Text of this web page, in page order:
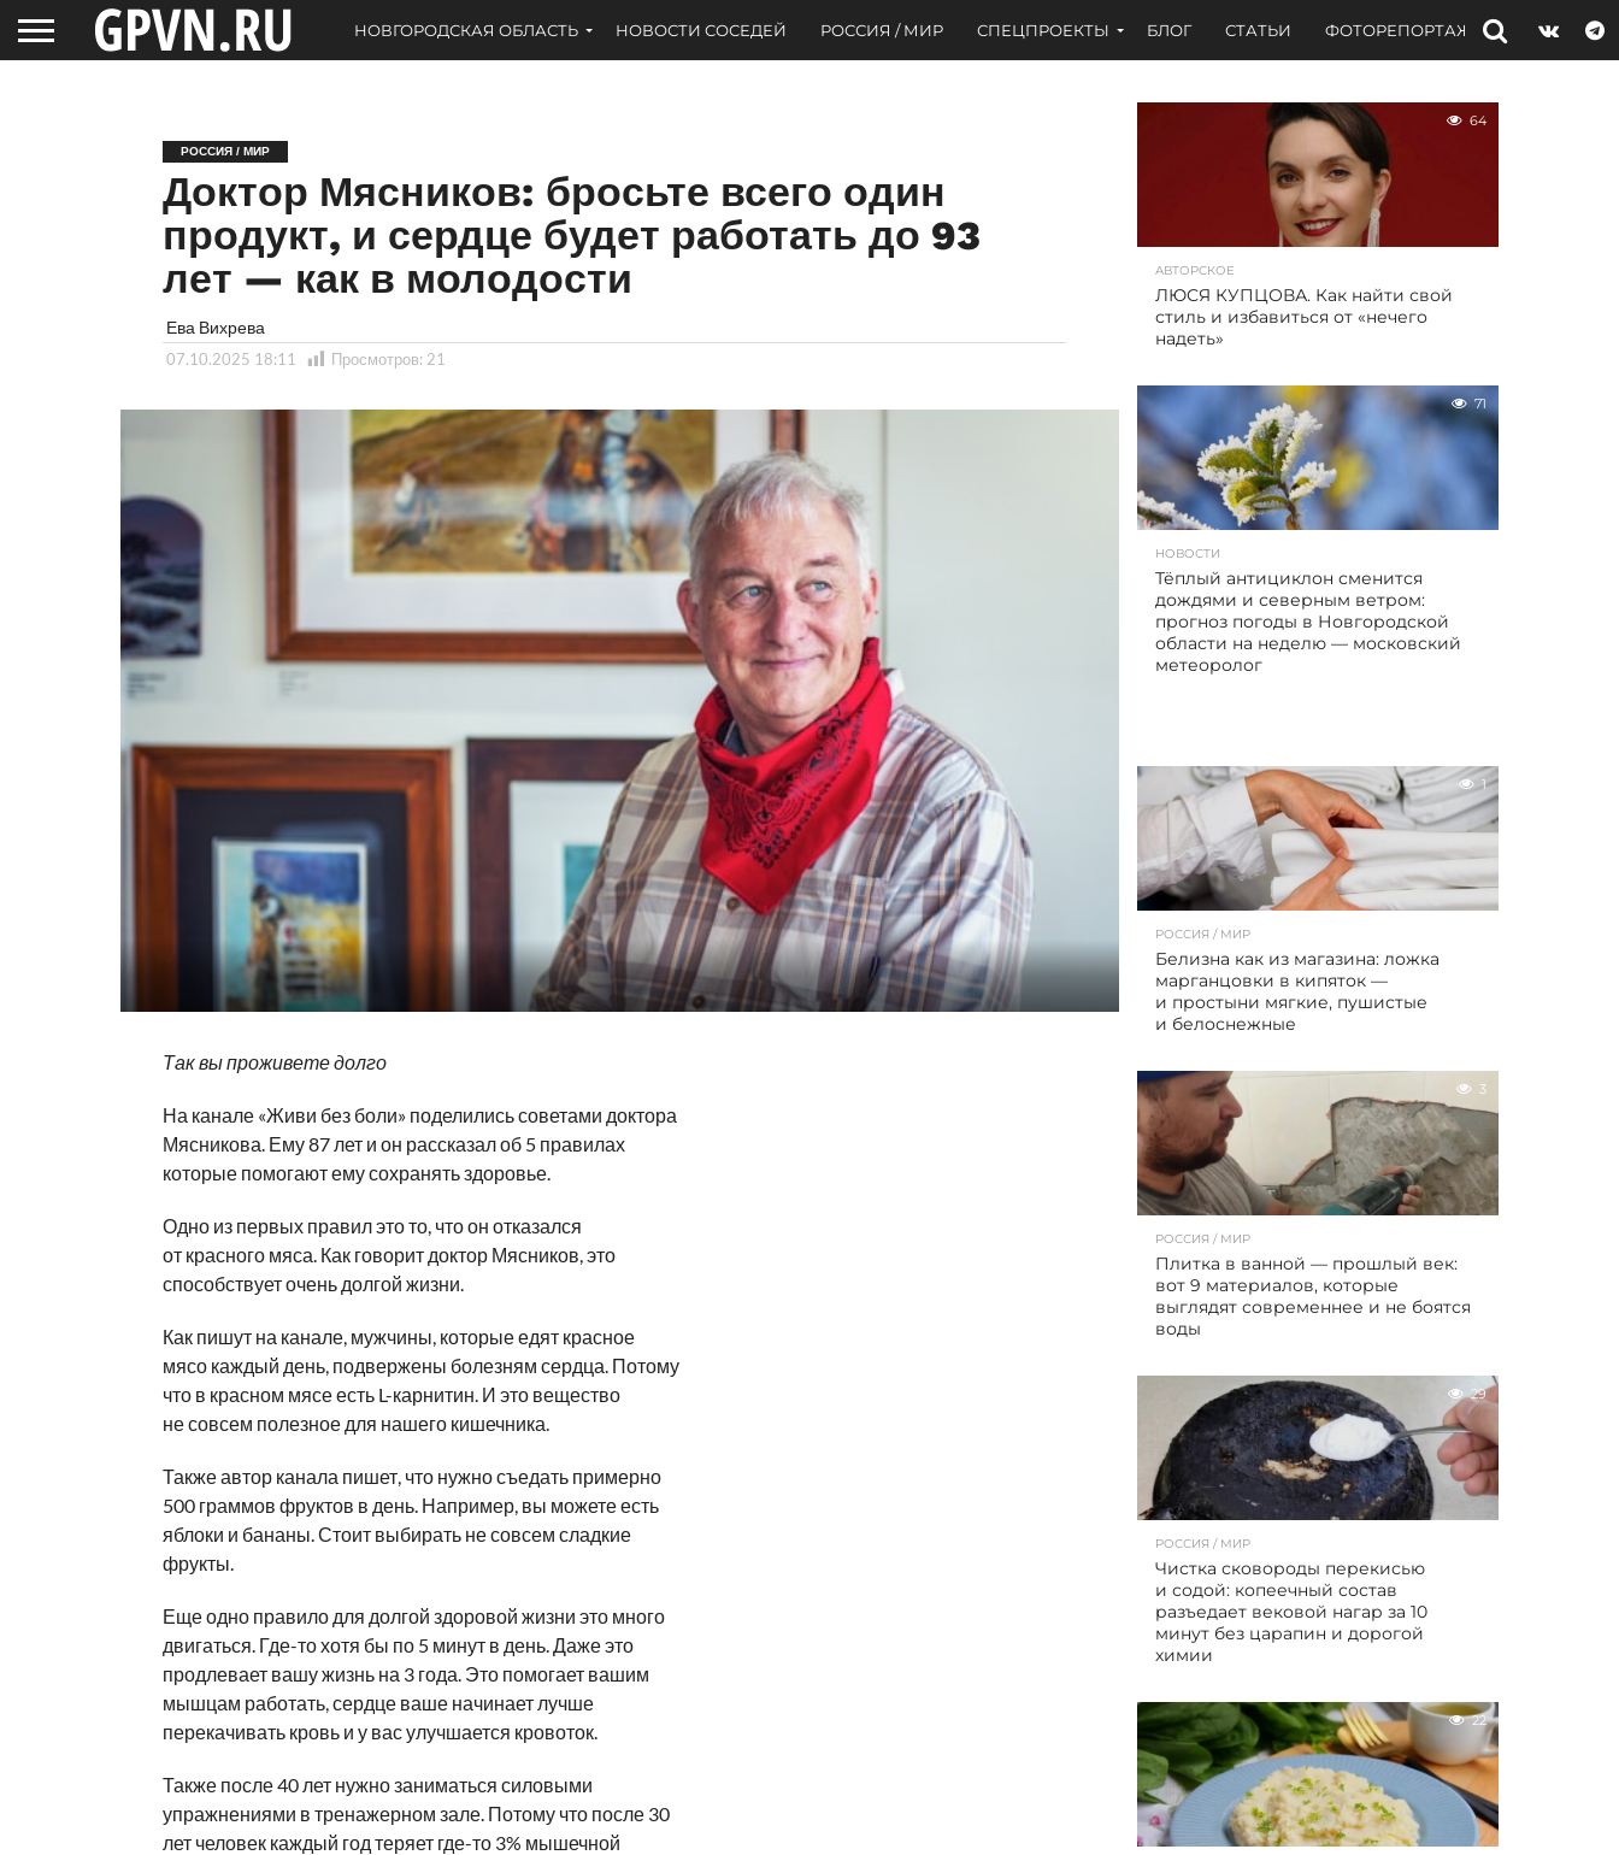
НОВГОРОДСКАЯ ОБЛАСТЬ НОВОСТИ СОСЕДЕЙ РОССИЯ / МИР СПЕЦПРОЕКТЫ БЛОГ СТАТЬИ ФОТОРЕПОРТАЖИ ИНТЕРВЬЮ
РОССИЯ / МИР
Доктор Мясников: бросьте всего один
продукт, и сердце будет работать до 93
лет — как в молодости
Ева Вихрева
07.10.2025 18:11 Просмотров: 21
Так вы проживете долго
На канале «Живи без боли» поделились советами доктора
Мясникова. Ему 87 лет и он рассказал об 5 правилах
которые помогают ему сохранять здоровье.
Одно из первых правил это то, что он отказался
от красного мяса. Как говорит доктор Мясников, это
способствует очень долгой жизни.
Как пишут на канале, мужчины, которые едят красное
мясо каждый день, подвержены болезням сердца. Потому
что в красном мясе есть L-карнитин. И это вещество
не совсем полезное для нашего кишечника.
Также автор канала пишет, что нужно съедать примерно
500 граммов фруктов в день. Например, вы можете есть
яблоки и бананы. Стоит выбирать не совсем сладкие
фрукты.
Еще одно правило для долгой здоровой жизни это много
двигаться. Где-то хотя бы по 5 минут в день. Даже это
продлевает вашу жизнь на 3 года. Это помогает вашим
мышцам работать, сердце ваше начинает лучше
перекачивать кровь и у вас улучшается кровоток.
Также после 40 лет нужно заниматься силовыми
упражнениями в тренажерном зале. Потому что после 30
лет человек каждый год теряет где-то 3% мышечной
64
АВТОРСКОЕ
ЛЮСЯ КУПЦОВА. Как найти свой
стиль и избавиться от «нечего
надеть»
71
НОВОСТИ
Тёплый антициклон сменится
дождями и северным ветром:
прогноз погоды в Новгородской
области на неделю — московский
метеоролог
1
РОССИЯ / МИР
Белизна как из магазина: ложка
марганцовки в кипяток —
и простыни мягкие, пушистые
и белоснежные
3
РОССИЯ / МИР
Плитка в ванной — прошлый век:
вот 9 материалов, которые
выглядят современнее и не боятся
воды
29
РОССИЯ / МИР
Чистка сковороды перекисью
и содой: копеечный состав
разъедает вековой нагар за 10
минут без царапин и дорогой
химии
22